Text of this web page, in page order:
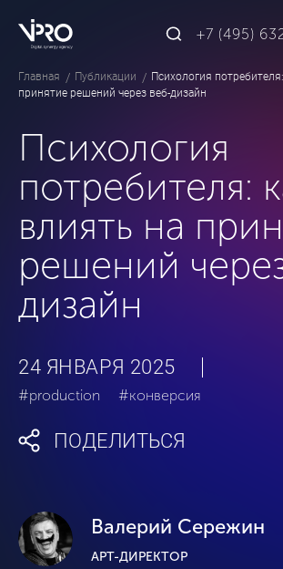
+7 (495)
Главная Публикации
Психология
принятие решений через веб-дизайн
Психология
потребителя:
влиять на
решений
дизайн
24 ЯНВАРЯ 2025
#production #конверсия
ПОДЕЛИТЬСЯ
Валерий Сережин
АРТ-ДИРЕКТОР